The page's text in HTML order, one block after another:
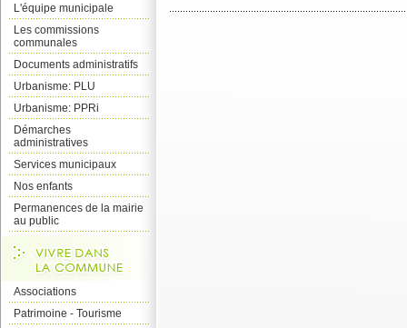
L'équipe municipale
Les commissions
communales
Documents administratifs
Urbanisme: PLU
Urbanisme: PPRi
Démarches
administratives
Services municipaux
Nos enfants
Permanences de la mairie
au public
Associations
Patrimoine - Tourisme